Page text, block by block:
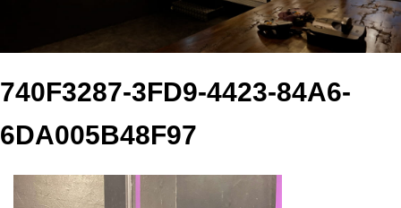
740F3287-3FD9-4423-84A6-
6DA005B48F97